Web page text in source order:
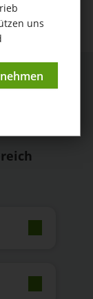
uns